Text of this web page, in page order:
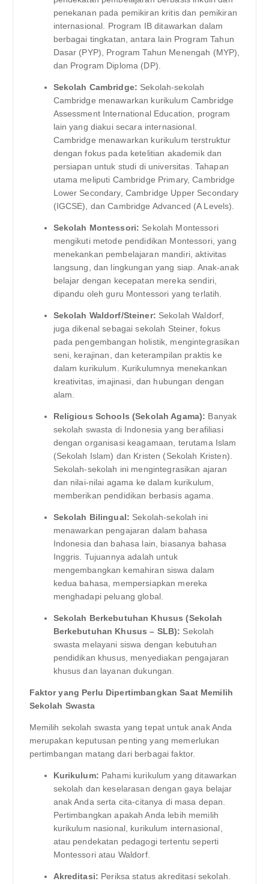
penekanan pada pemikiran kritis dan pemikiran
internasional. Program IB ditawarkan dalam
berbagai tingkatan, antara lain Program Tahun
Dasar (PYP), Program Tahun Menengah (MYP),
dan Program Diploma (DP).
Sekolah Cambridge: Sekolah-sekolah
Cambridge menawarkan kurikulum Cambridge
Assessment International Education, program
lain yang diakui secara internasional.
Cambridge menawarkan kurikulum terstruktur
dengan fokus pada ketelitian akademik dan
persiapan untuk studi di universitas. Tahapan
utama meliputi Cambridge Primary, Cambridge
Lower Secondary, Cambridge Upper Secondary
(IGCSE), dan Cambridge Advanced (A Levels).
Sekolah Montessori: Sekolah Montessori
mengikuti metode pendidikan Montessori, yang
menekankan pembelajaran mandiri, aktivitas
langsung, dan lingkungan yang siap. Anak-anak
belajar dengan kecepatan mereka sendiri,
dipandu oleh guru Montessori yang terlatih.
Sekolah Waldorf/Steiner: Sekolah Waldorf,
juga dikenal sebagai sekolah Steiner, fokus
pada pengembangan holistik, mengintegrasikan
seni, kerajinan, dan keterampilan praktis ke
dalam kurikulum. Kurikulumnya menekankan
kreativitas, imajinasi, dan hubungan dengan
alam.
Religious Schools (Sekolah Agama): Banyak
sekolah swasta di Indonesia yang berafiliasi
dengan organisasi keagamaan, terutama Islam
(Sekolah Islam) dan Kristen (Sekolah Kristen).
Sekolah-sekolah ini mengintegrasikan ajaran
dan nilai-nilai agama ke dalam kurikulum,
memberikan pendidikan berbasis agama.
Sekolah Bilingual: Sekolah-sekolah ini
menawarkan pengajaran dalam bahasa
Indonesia dan bahasa lain, biasanya bahasa
Inggris. Tujuannya adalah untuk
mengembangkan kemahiran siswa dalam
kedua bahasa, mempersiapkan mereka
menghadapi peluang global.
Sekolah Berkebutuhan Khusus (Sekolah
Berkebutuhan Khusus – SLB): Sekolah
swasta melayani siswa dengan kebutuhan
pendidikan khusus, menyediakan pengajaran
khusus dan layanan dukungan.
Faktor yang Perlu Dipertimbangkan Saat Memilih
Sekolah Swasta
Memilih sekolah swasta yang tepat untuk anak Anda
merupakan keputusan penting yang memerlukan
pertimbangan matang dari berbagai faktor.
Kurikulum: Pahami kurikulum yang ditawarkan
sekolah dan keselarasan dengan gaya belajar
anak Anda serta cita-citanya di masa depan.
Pertimbangkan apakah Anda lebih memilih
kurikulum nasional, kurikulum internasional,
atau pendekatan pedagogi tertentu seperti
Montessori atau Waldorf.
Akreditasi: Periksa status akreditasi sekolah.